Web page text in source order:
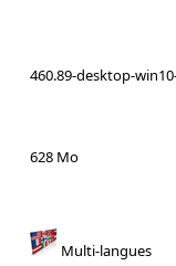
460.89-desktop-
628 Mo
Multi-langues